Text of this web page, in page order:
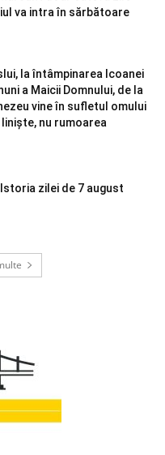
va intra în sărbătoare
la întâmpinarea Icoanei
a Maicii Domnului, de la
vine în sufletul omului
nu rumoarea
zilei de 7 august